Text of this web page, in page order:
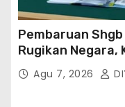
Pembaruan
Rugikan Negara,
Gugat Di PTUN
Agu 7, 2026